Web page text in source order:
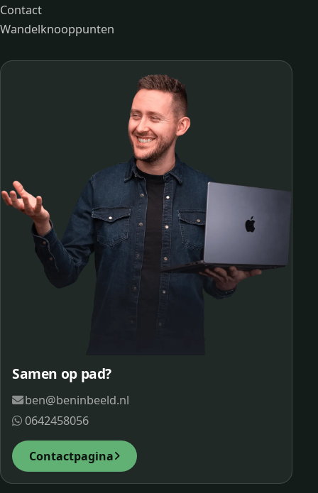
Contact
Wandelknooppunten
Samen op pad?
ben@beninbeeld.nl
0642458056
Contactpagina